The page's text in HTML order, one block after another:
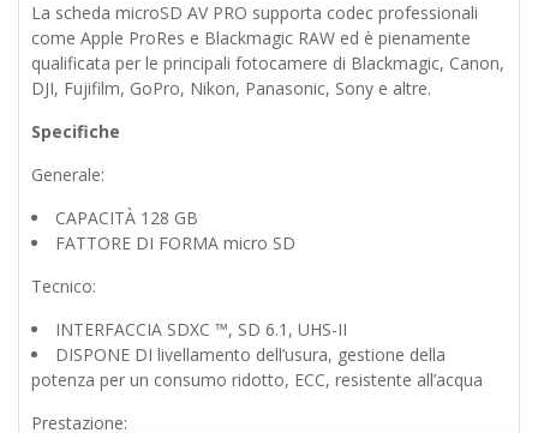
La scheda microSD AV PRO supporta codec professionali
come Apple ProRes e Blackmagic RAW ed è pienamente
qualificata per le principali fotocamere di Blackmagic, Canon,
DJI, Fujifilm, GoPro, Nikon, Panasonic, Sony e altre.
Specifiche
Generale:
CAPACITÀ 128 GB
FATTORE DI FORMA micro SD
Tecnico:
INTERFACCIA SDXC ™, SD 6.1, UHS-II
DISPONE DI livellamento dell’usura, gestione della
potenza per un consumo ridotto, ECC, resistente all’acqua
Prestazione: